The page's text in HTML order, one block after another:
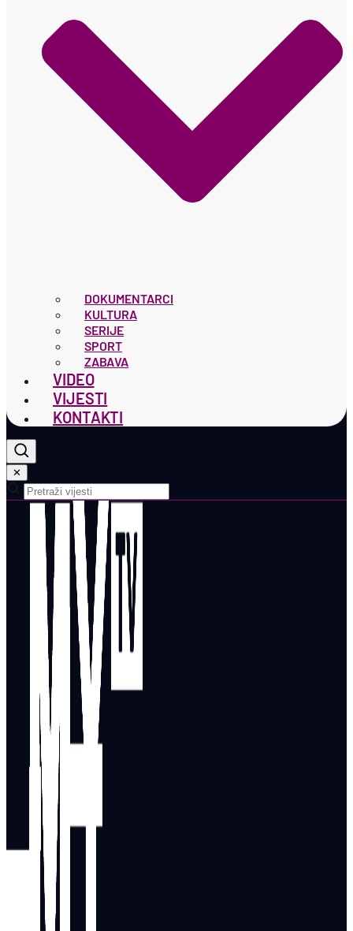
DOKUMENTARCI
KULTURA
SERIJE
SPORT
ZABAVA
VIDEO
VIJESTI
KONTAKTI
✕